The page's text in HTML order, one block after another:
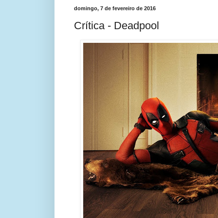
domingo, 7 de fevereiro de 2016
Crítica - Deadpool